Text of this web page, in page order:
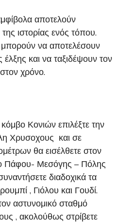
αποτελούν
ιστορίας ενός τόπου.
να αποτελέσουν
έλξης και να ταξιδέψουν τον
χρόνο.
Κονιών επιλέξτε την
Χρυσοχους και σε
θα εισέλθετε στον
Πάφου- Μεσόγης – Πόλης
διαδοχικά τα
, Γιόλου και Γουδί.
αστυνομικό σταθμό
, ακολούθως στρίβετε